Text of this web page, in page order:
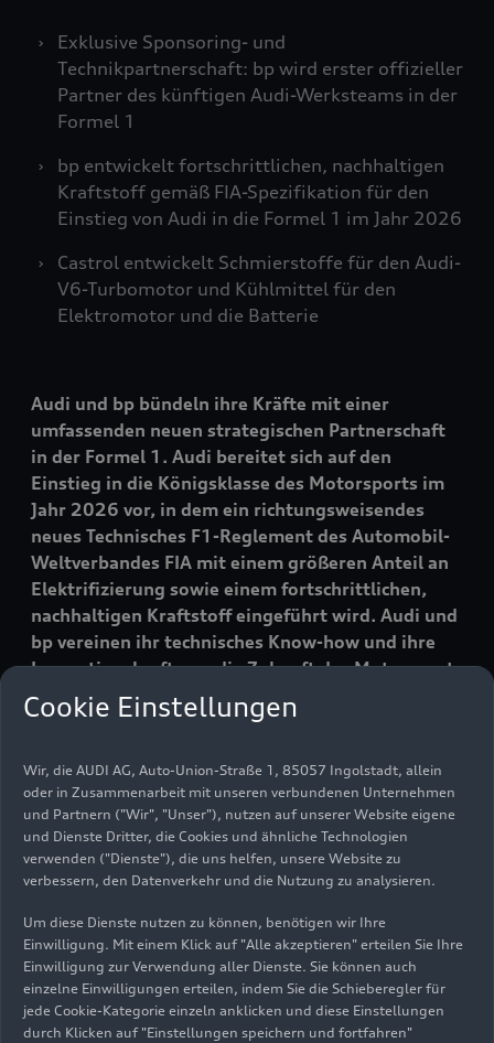
Exklusive Sponsoring- und
Technikpartnerschaft: bp wird erster offizieller
Partner des künftigen Audi-Werksteams in der
Formel 1
bp entwickelt fortschrittlichen, nachhaltigen
Kraftstoff gemäß FIA-Spezifikation für den
Einstieg von Audi in die Formel 1 im Jahr 2026
Castrol entwickelt Schmierstoffe für den Audi-
V6-Turbomotor und Kühlmittel für den
Elektromotor und die Batterie
Audi und bp bündeln ihre Kräfte mit einer
umfassenden neuen strategischen Partnerschaft
in der Formel 1. Audi bereitet sich auf den
Einstieg in die Königsklasse des Motorsports im
Jahr 2026 vor, in dem ein richtungsweisendes
neues Technisches F1-Reglement des Automobil-
Weltverbandes FIA mit einem größeren Anteil an
Elektrifizierung sowie einem fortschrittlichen,
nachhaltigen Kraftstoff eingeführt wird. Audi und
bp vereinen ihr technisches Know-how und ihre
Innovationskraft, um die Zukunft des Motorsports
mitzugestalten.
Im Rahmen der Partnerschaft unterstützen bp
und sein auf Schmierstoffe spezialisiertes
Unternehmen Castrol das Bestreben von Audi,
mit Technologie und Innovation in der Formel 1
erfolgreich zu sein. Die Partner arbeiten bereits
Entwicklung von bp-Kraftstoffen und Castrol-
Schmierstoffen. Ziel ist eine maximale Leistung
der Audi F1 Power Unit.
Die Zusammenarbeit beinhaltet die Entwicklung
Cookie Einstellungen
Wir, die AUDI AG, Auto-Union-Straße 1, 85057 Ingolstadt, allein
oder in Zusammenarbeit mit unseren verbundenen Unternehmen
und Partnern ("Wir", "Unser"), nutzen auf unserer Website eigene
und Dienste Dritter, die Cookies und ähnliche Technologien
verwenden ("Dienste"), die uns helfen, unsere Website zu
verbessern, den Datenverkehr und die Nutzung zu analysieren.
Um diese Dienste nutzen zu können, benötigen wir Ihre
Einwilligung. Mit einem Klick auf "Alle akzeptieren" erteilen Sie Ihre
Einwilligung zur Verwendung aller Dienste. Sie können auch
einzelne Einwilligungen erteilen, indem Sie die Schieberegler für
jede Cookie-Kategorie einzeln anklicken und diese Einstellungen
durch Klicken auf "Einstellungen speichern und fortfahren"